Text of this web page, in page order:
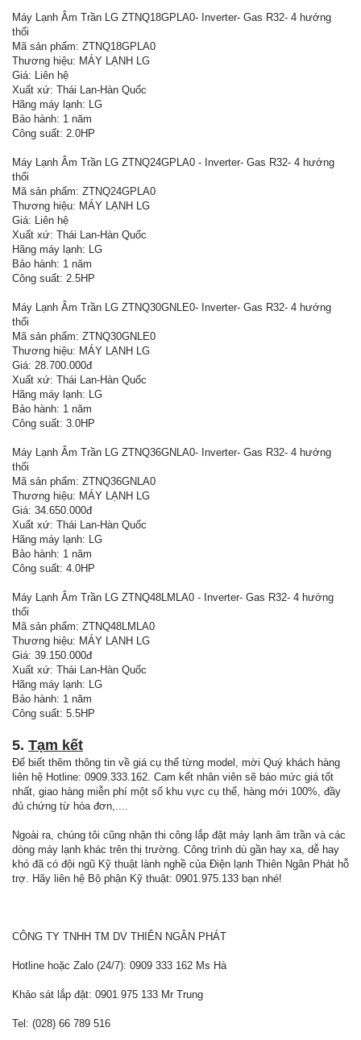
Máy Lạnh Âm Trần LG ZTNQ18GPLA0- Inverter- Gas R32- 4 hướng
thổi
Mã sản phẩm: ZTNQ18GPLA0
Thương hiệu: MÁY LẠNH LG
Giá: Liên hệ
Xuất xứ: Thái Lan-Hàn Quốc
Hãng máy lạnh: LG
Bảo hành: 1 năm
Công suất: 2.0HP
Máy Lạnh Âm Trần LG ZTNQ24GPLA0 - Inverter- Gas R32- 4 hướng
thổi
Mã sản phẩm: ZTNQ24GPLA0
Thương hiệu: MÁY LẠNH LG
Giá: Liên hệ
Xuất xứ: Thái Lan-Hàn Quốc
Hãng máy lạnh: LG
Bảo hành: 1 năm
Công suất: 2.5HP
Máy Lạnh Âm Trần LG ZTNQ30GNLE0- Inverter- Gas R32- 4 hướng
thổi
Mã sản phẩm: ZTNQ30GNLE0
Thương hiệu: MÁY LẠNH LG
Giá: 28.700.000đ
Xuất xứ: Thái Lan-Hàn Quốc
Hãng máy lạnh: LG
Bảo hành: 1 năm
Công suất: 3.0HP
Máy Lạnh Âm Trần LG ZTNQ36GNLA0- Inverter- Gas R32- 4 hướng
thổi
Mã sản phẩm: ZTNQ36GNLA0
Thương hiệu: MÁY LẠNH LG
Giá: 34.650.000đ
Xuất xứ: Thái Lan-Hàn Quốc
Hãng máy lạnh: LG
Bảo hành: 1 năm
Công suất: 4.0HP
Máy Lạnh Âm Trần LG ZTNQ48LMLA0 - Inverter- Gas R32- 4 hướng
thổi
Mã sản phẩm: ZTNQ48LMLA0
Thương hiệu: MÁY LẠNH LG
Giá: 39.150.000đ
Xuất xứ: Thái Lan-Hàn Quốc
Hãng máy lạnh: LG
Bảo hành: 1 năm
Công suất: 5.5HP
5. Tạm kết
Để biết thêm thông tin về giá cụ thể từng model, mời Quý khách hàng
liên hệ Hotline: 0909.333.162. Cam kết nhân viên sẽ báo mức giá tốt
nhất, giao hàng miễn phí một số khu vực cụ thể, hàng mới 100%, đầy
đủ chứng từ hóa đơn,....
Ngoài ra, chúng tôi cũng nhận thi công lắp đặt máy lạnh âm trần và các
dòng máy lạnh khác trên thị trường. Công trình dù gần hay xa, dễ hay
khó đã có đội ngũ Kỹ thuật lành nghề của Điện lạnh Thiên Ngân Phát hỗ
trợ. Hãy liên hệ Bộ phận Kỹ thuật: 0901.975.133 bạn nhé!
CÔNG TY TNHH TM DV THIÊN NGÂN PHÁT
Hotline hoặc Zalo (24/7): 0909 333 162 Ms Hà
Khảo sát lắp đặt: 0901 975 133 Mr Trung
Tel: (028) 66 789 516